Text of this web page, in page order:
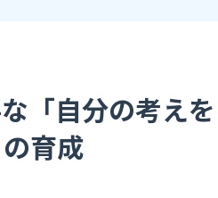
「自分の考えを
育成